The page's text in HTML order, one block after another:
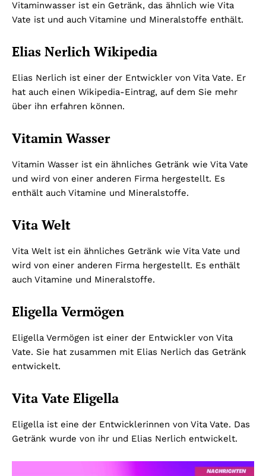
Vitaminwasser ist ein Getränk, das ähnlich wie Vita
Vate ist und auch Vitamine und Mineralstoffe enthält.
Elias Nerlich Wikipedia
Elias Nerlich ist einer der Entwickler von Vita Vate. Er
hat auch einen Wikipedia-Eintrag, auf dem Sie mehr
über ihn erfahren können.
Vitamin Wasser
Vitamin Wasser ist ein ähnliches Getränk wie Vita Vate
und wird von einer anderen Firma hergestellt. Es
enthält auch Vitamine und Mineralstoffe.
Vita Welt
Vita Welt ist ein ähnliches Getränk wie Vita Vate und
wird von einer anderen Firma hergestellt. Es enthält
auch Vitamine und Mineralstoffe.
Eligella Vermögen
Eligella Vermögen ist einer der Entwickler von Vita
Vate. Sie hat zusammen mit Elias Nerlich das Getränk
entwickelt.
Vita Vate Eligella
Eligella ist eine der Entwicklerinnen von Vita Vate. Das
Getränk wurde von ihr und Elias Nerlich entwickelt.